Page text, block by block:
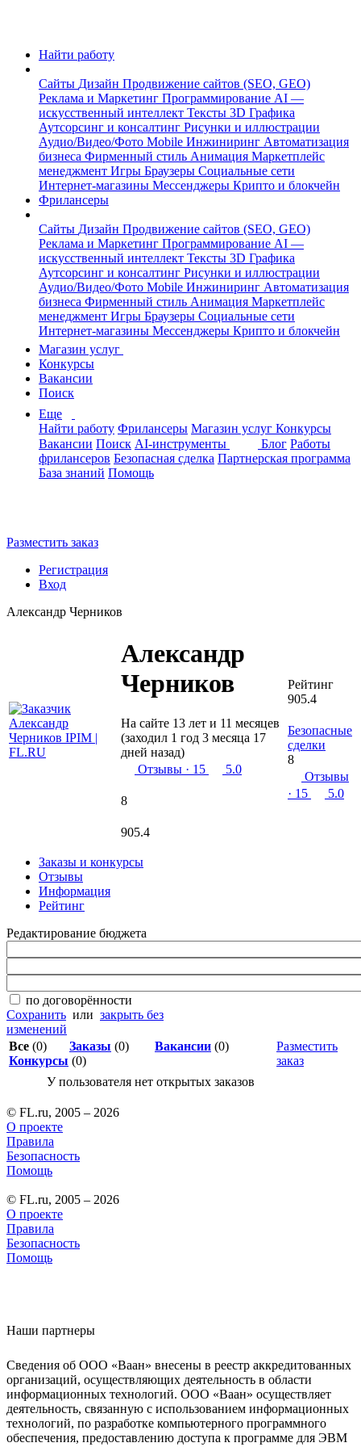
Найти работу
Сайты Дизайн Продвижение сайтов (SEO, GEO)
Реклама и Маркетинг Программирование AI —
искусственный интеллект Тексты 3D Графика
Аутсорсинг и консалтинг Рисунки и иллюстрации
Аудио/Видео/Фото Mobile Инжиниринг Автоматизация
бизнеса Фирменный стиль Анимация Маркетплейс
менеджмент Игры Браузеры Социальные сети
Интернет-магазины Мессенджеры Крипто и блокчейн
Фрилансеры
Сайты Дизайн Продвижение сайтов (SEO, GEO)
Реклама и Маркетинг Программирование AI —
искусственный интеллект Тексты 3D Графика
Аутсорсинг и консалтинг Рисунки и иллюстрации
Аудио/Видео/Фото Mobile Инжиниринг Автоматизация
бизнеса Фирменный стиль Анимация Маркетплейс
менеджмент Игры Браузеры Социальные сети
Интернет-магазины Мессенджеры Крипто и блокчейн
Магазин услуг
Конкурсы
Вакансии
Поиск
Еще
Найти работу Фрилансеры Магазин услуг Конкурсы
Вакансии Поиск AI-инструменты Блог Работы
фрилансеров Безопасная сделка Партнерская программа
База знаний Помощь
Разместить заказ
Регистрация
Вход
Александр Черников
Александр
Черников
На сайте 13 лет и 11 месяцев
(заходил 1 год 3 месяца 17
дней назад)
Отзывы · 15 5.0
8
905.4
Рейтинг
905.4
Безопасные
сделки
8
Отзывы
· 15
5.0
Заказы и конкурсы
Отзывы
Информация
Рейтинг
Редактирование бюджета
по договорённости
Сохранить или закрыть без
изменений
Все (0) Заказы (0) Вакансии (0)
Конкурсы (0)
Разместить
заказ
У пользователя нет открытых заказов
© FL.ru, 2005 – 2026
О проекте
Правила
Безопасность
Помощь
© FL.ru, 2005 – 2026
О проекте
Правила
Безопасность
Помощь
Наши партнеры
Сведения об ООО «Ваан» внесены в реестр аккредитованных
организаций, осуществляющих деятельность в области
информационных технологий. ООО «Ваан» осуществляет
деятельность, связанную с использованием информационных
технологий, по разработке компьютерного программного
обеспечения, предоставлению доступа к программе для ЭВМ